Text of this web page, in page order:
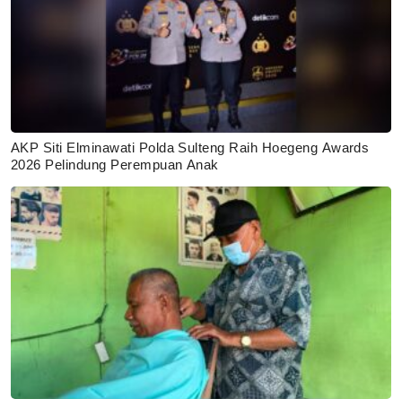
AKP Siti Elminawati Polda Sulteng Raih Hoegeng Awards
2026 Pelindung Perempuan Anak